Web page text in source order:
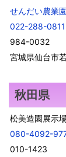
せんだい農業
022-288-0811
984-0032
宮城県仙台市
秋田県
松美造園展示
080-4092-
010-1423